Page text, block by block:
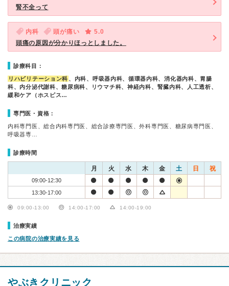
腎不全って
内科 頭が痛い
5.0
頭痛の原因が分かりほっとしました。
診療科目：
リハビリテーション科 、内科、呼吸器内科、循環器内科、消化器内科、胃腸
科、内分泌代謝科、糖尿病科、リウマチ科、神経内科、腎臓内科、人工透析、
緩和ケア（ホスピス…
専門医・資格：
内科専門医、総合内科専門医、総合診療専門医、外科専門医、糖尿病専門医、
呼吸器専…
診療時間
月 火 水 木 金 土 日 祝
09:00-12:30
13:30-17:00
09:00-13:00 14:00-17:00 14:00-19:00
治療実績
この病院の治療実績を見る
やぶきクリニック